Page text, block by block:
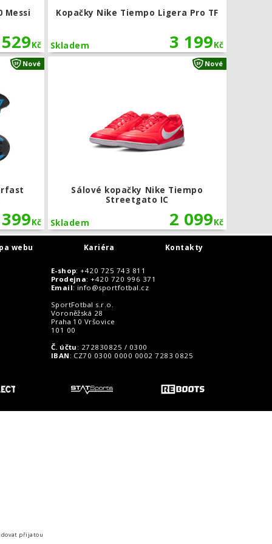
Messi
Kč
Kopačky Nike Tiempo Ligera Pro TF
3 199Kč
Skladem
SG-Pro AC
Kč
Nové Kopačky adidas F50 Hyperfast League Laceless FG
Sálové kopačky Nike Tiempo
Streetgato IC
2 099Kč
Skladem
Nové
webu Kariéra Kontakty
E-shop: +420 725 743 811
Prodejna: +420 720 996 371
Email: info@sportfotbal.cz
SportFotbal s.r.o.
Voroněžská 28
Praha 10 Vršovice
101 00
Č. účtu : 272830825 / 0300
IBAN : CZ70 0300 0000 0002 7283 0825
přijatou